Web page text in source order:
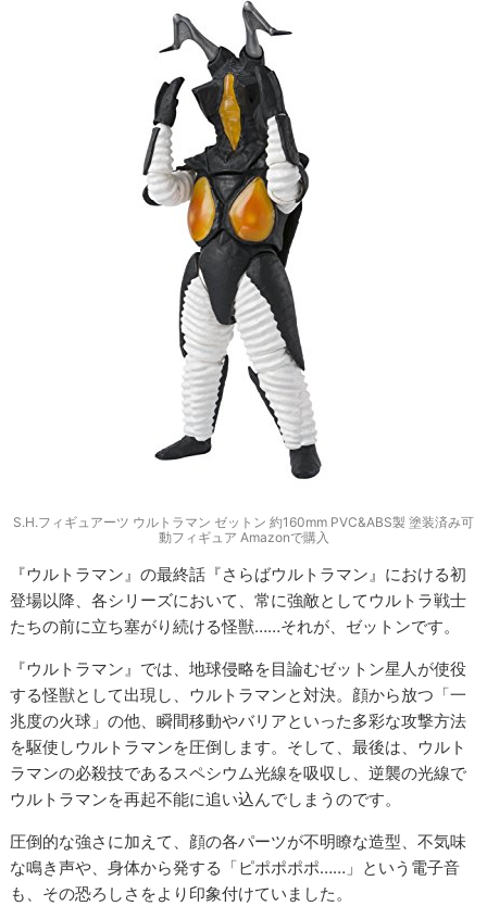
S.H.フィギュアーツ ウルトラマン ゼットン 約160mm PVC&ABS製 塗装済み可
動フィギュア Amazonで購入
『ウルトラマン』の最終話『さらばウルトラマン』における初
登場以降、各シリーズにおいて、常に強敵としてウルトラ戦士
たちの前に立ち塞がり続ける怪獣……それが、ゼットンです。
『ウルトラマン』では、地球侵略を目論むゼットン星人が使役
する怪獣として出現し、ウルトラマンと対決。顔から放つ「一
兆度の火球」の他、瞬間移動やバリアといった多彩な攻撃方法
を駆使しウルトラマンを圧倒します。そして、最後は、ウルト
ラマンの必殺技であるスペシウム光線を吸収し、逆襲の光線で
ウルトラマンを再起不能に追い込んでしまうのです。
圧倒的な強さに加えて、顔の各パーツが不明瞭な造型、不気味
な鳴き声や、身体から発する「ピポポポポ……」という電子音
も、その恐ろしさをより印象付けていました。